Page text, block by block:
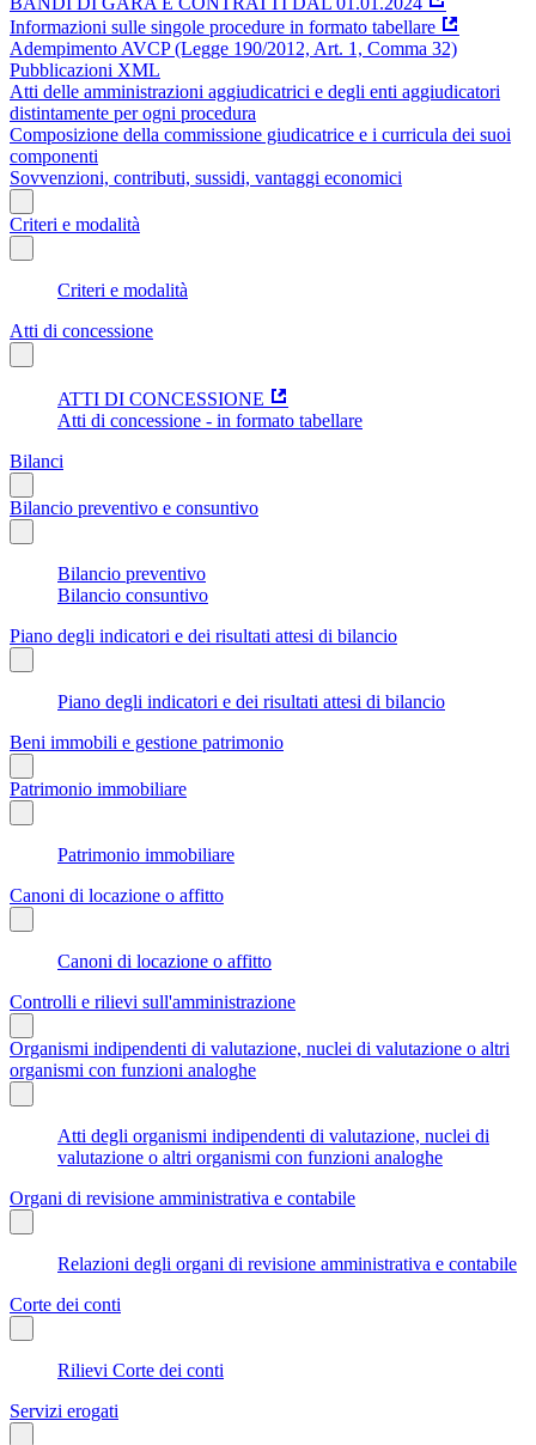
Informazioni sulle singole procedure in formato tabellare
Adempimento AVCP (Legge 190/2012, Art. 1, Comma 32)
Pubblicazioni XML
Atti delle amministrazioni aggiudicatrici e degli enti aggiudicatori
distintamente per ogni procedura
Composizione della commissione giudicatrice e i curricula dei suoi
componenti
Sovvenzioni, contributi, sussidi, vantaggi economici
Criteri e modalità
Criteri e modalità
Atti di concessione
ATTI DI CONCESSIONE
Atti di concessione - in formato tabellare
Bilanci
Bilancio preventivo e consuntivo
Bilancio preventivo
Bilancio consuntivo
Piano degli indicatori e dei risultati attesi di bilancio
Piano degli indicatori e dei risultati attesi di bilancio
Beni immobili e gestione patrimonio
Patrimonio immobiliare
Patrimonio immobiliare
Canoni di locazione o affitto
Canoni di locazione o affitto
Controlli e rilievi sull'amministrazione
Organismi indipendenti di valutazione, nuclei di valutazione o altri
organismi con funzioni analoghe
Atti degli organismi indipendenti di valutazione, nuclei di
valutazione o altri organismi con funzioni analoghe
Organi di revisione amministrativa e contabile
Relazioni degli organi di revisione amministrativa e contabile
Corte dei conti
Rilievi Corte dei conti
Servizi erogati